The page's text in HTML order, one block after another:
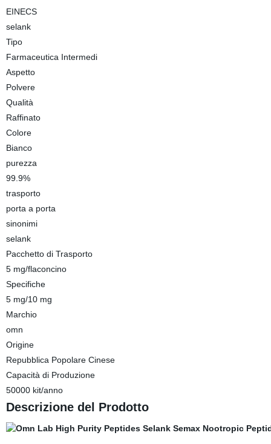
EINECS
selank
Tipo
Farmaceutica Intermedi
Aspetto
Polvere
Qualità
Raffinato
Colore
Bianco
purezza
99.9%
trasporto
porta a porta
sinonimi
selank
Pacchetto di Trasporto
5 mg/flaconcino
Specifiche
5 mg/10 mg
Marchio
omn
Origine
Repubblica Popolare Cinese
Capacità di Produzione
50000 kit/anno
Descrizione del Prodotto